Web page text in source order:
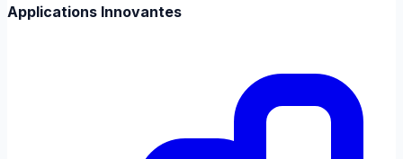
Applications Innovantes